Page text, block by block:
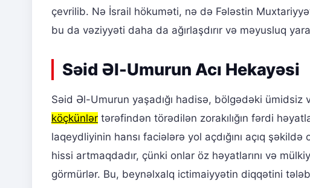
çevrilib. Nə İsrail hökuməti, nə də Fələstin
bu da vəziyyəti daha da ağırlaşdırır və məyusluq
Səid Əl-Umurun Acı Hekayəsi
Səid Əl-Umurun yaşadığı hadisə, bölgədəki
köçkünlər tərəfindən törədilən zorakılığın fərdi
laqeydliyinin hansı faciələrə yol açdığını açıq
hissi artmaqdadır, çünki onlar öz həyatlarını və
görmürlər. Bu, beynəlxalq ictimaiyyətin diqqətini